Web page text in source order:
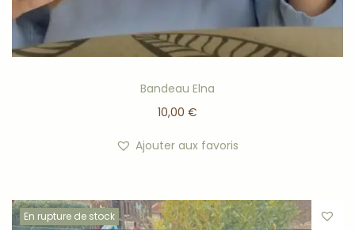
Bandeau Elna
10,00 €
Ajouter aux favoris
En rupture de stock